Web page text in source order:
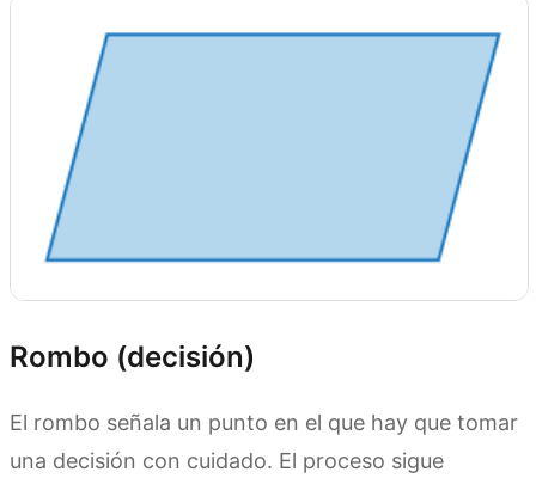
Rombo (decisión)
El rombo señala un punto en el que hay que tomar
una decisión con cuidado. El proceso sigue